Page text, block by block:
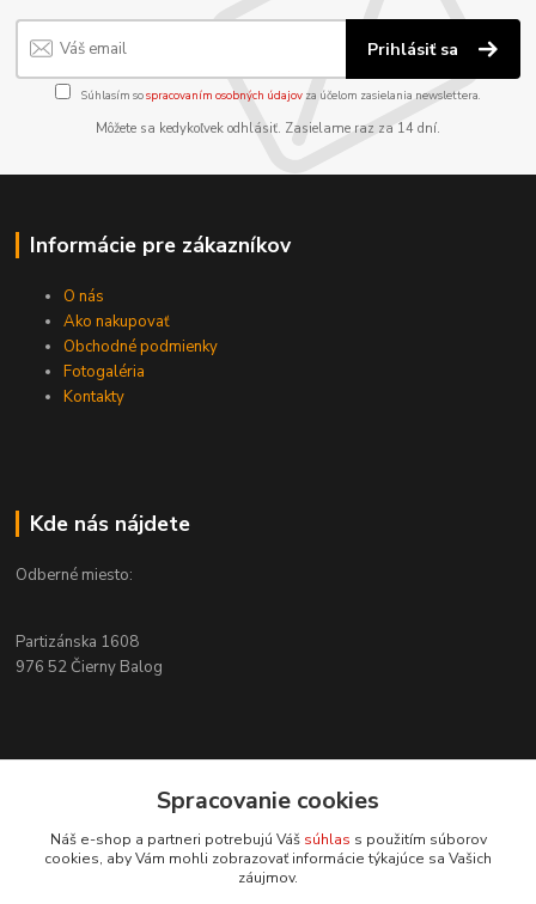
Prihlásiť sa
Súhlasím sospracovaním osobných údajov za účelom zasielania newslettera.
Môžete sa kedykoľvek odhlásiť. Zasielame raz za 14 dní.
Informácie pre zákazníkov
O nás
Ako nakupovať
Obchodné podmienky
Fotogaléria
Kontakty
Kde nás nájdete
Odberné miesto:
Partizánska 1608
976 52 Čierny Balog
+421 915 526 286
(Po-Pia, 8-17 hod.)
Spracovanie cookies
Náš e-shop a partneri potrebujú Váš súhlas s použitím súborov
cookies, aby Vám mohli zobrazovať informácie týkajúce sa Vašich
záujmov.